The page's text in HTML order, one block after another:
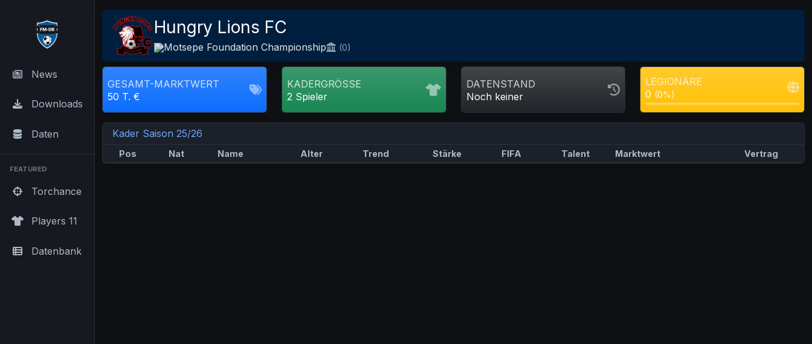
News
Downloads
Daten
FEATURED
Torchance
Players 11
Datenbank
Hungry Lions FC
Motsepe Foundation Championship (0)
GESAMT-MARKTWERT
50 T. €
KADERGRÖSSE
2 Spieler
DATENSTAND
Noch keiner
LEGIONÄRE
0 (0%)
Kader Saison 25/26
Pos Nat Name Alter Trend Stärke FIFA Talent Marktwert Vertrag